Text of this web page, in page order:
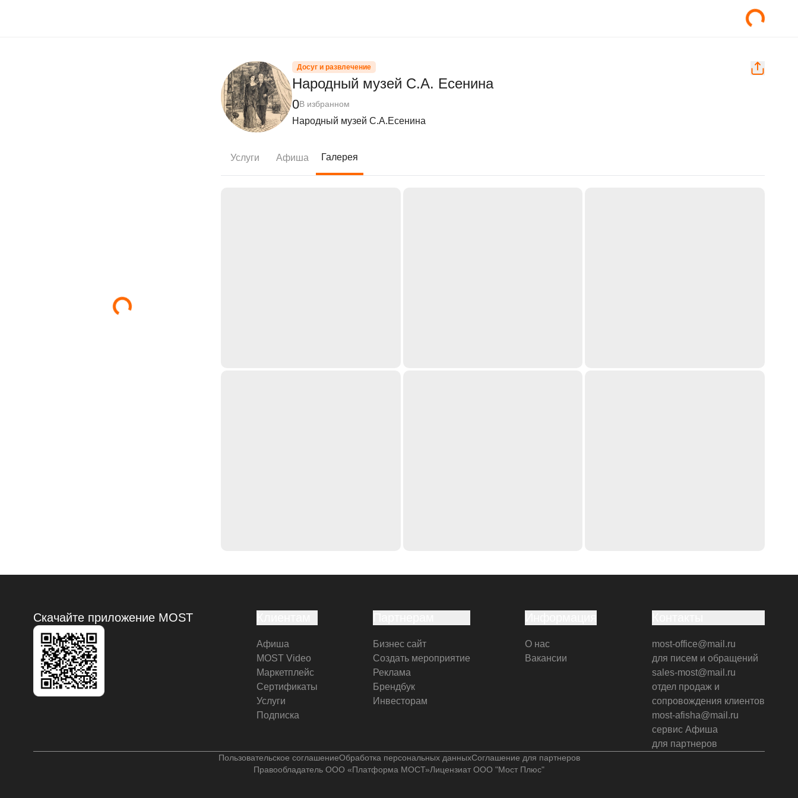
Досуг и развлечение
Народный музей С.А. Есенина
0В избранном
Народный музей С.А.Есенина
Услуги Афиша Галерея
Скачайте приложение MOST
Афиша
MOST Video
Маркетплейс
Сертификаты
Услуги
Подписка
Бизнес сайт
Создать мероприятие
Реклама
Брендбук
Инвесторам
О нас
Вакансии
most-office@mail.ru
для писем и обращений
sales-most@mail.ru
отдел продаж и
сопровождения клиентов
most-afisha@mail.ru
сервис Афиша
для партнеров
Пользовательское соглашениеОбработка персональных данныхСоглашение для партнеров
Правообладатель ООО «Платформа МОСТ»Лицензиат ООО "Мост Плюс"